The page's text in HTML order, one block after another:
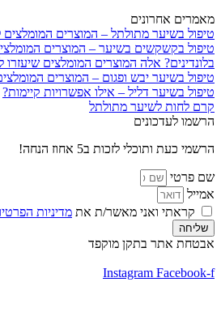
מאמרים אחרונים
טיפול בשיער מתולתל – המוצרים המומלצים
טיפול בקשקשים בשיער – המוצרים
בלונדינים? אלה המוצרים המומלצים
טיפול בשיער יבש ופגום – המוצרים
טיפול בשיער דליל – אילו אפשרויות קיימות?
קרם לחות לשיער מתולתל
הרשמו לעדכונים
הרשמי כעת ותוכלי לזכות ב5 אחוז הנחה!
שם פרטי
אמייל
קראתי ואני מאשר/ת את מדיניות
שליחה
אבטחת אתר בתקן מוקפד
Instagram Facebook-f